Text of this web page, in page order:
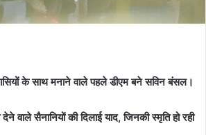
के साथ मनाने वाले पहले डीएम बने सविन बंसल।
वाले सैनानियों की दिलाई याद, जिनकी स्मृति हो रही